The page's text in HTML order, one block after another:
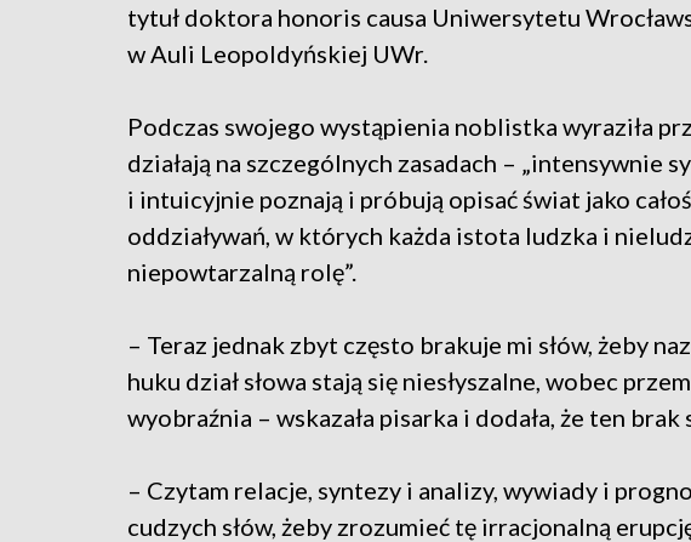
tytuł doktora honoris causa Uniwersytetu
w Auli Leopoldyńskiej UWr.
Podczas swojego wystąpienia noblistka wyraziła
działają na szczególnych zasadach – „intensywnie
i intuicyjnie poznają i próbują opisać świat jako
oddziaływań, w których każda istota ludzka i
niepowtarzalną rolę”.
– Teraz jednak zbyt często brakuje mi słów, żeby
huku dział słowa stają się niesłyszalne, wobec
wyobraźnia – wskazała pisarka i dodała, że ten brak
– Czytam relacje, syntezy i analizy, wywiady i
cudzych słów, żeby zrozumieć tę irracjonalną